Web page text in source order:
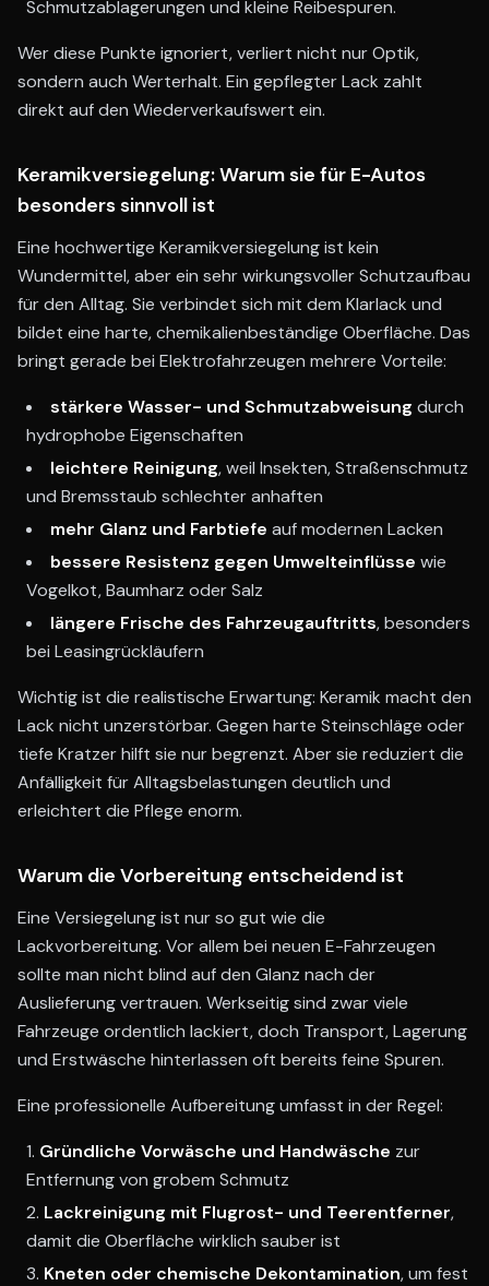
Schmutzablagerungen und kleine Reibespuren.
Wer diese Punkte ignoriert, verliert nicht nur Optik,
sondern auch Werterhalt. Ein gepflegter Lack zahlt
direkt auf den Wiederverkaufswert ein.
Keramikversiegelung: Warum sie für E-Autos
besonders sinnvoll ist
Eine hochwertige Keramikversiegelung ist kein
Wundermittel, aber ein sehr wirkungsvoller Schutzaufbau
für den Alltag. Sie verbindet sich mit dem Klarlack und
bildet eine harte, chemikalienbeständige Oberfläche. Das
bringt gerade bei Elektrofahrzeugen mehrere Vorteile:
stärkere Wasser- und Schmutzabweisung durch
hydrophobe Eigenschaften
leichtere Reinigung, weil Insekten, Straßenschmutz
und Bremsstaub schlechter anhaften
mehr Glanz und Farbtiefe auf modernen Lacken
bessere Resistenz gegen Umwelteinflüsse wie
Vogelkot, Baumharz oder Salz
längere Frische des Fahrzeugauftritts, besonders
bei Leasingrückläufern
Wichtig ist die realistische Erwartung: Keramik macht den
Lack nicht unzerstörbar. Gegen harte Steinschläge oder
tiefe Kratzer hilft sie nur begrenzt. Aber sie reduziert die
Anfälligkeit für Alltagsbelastungen deutlich und
erleichtert die Pflege enorm.
Warum die Vorbereitung entscheidend ist
Eine Versiegelung ist nur so gut wie die
Lackvorbereitung. Vor allem bei neuen E-Fahrzeugen
sollte man nicht blind auf den Glanz nach der
Auslieferung vertrauen. Werkseitig sind zwar viele
Fahrzeuge ordentlich lackiert, doch Transport, Lagerung
und Erstwäsche hinterlassen oft bereits feine Spuren.
Eine professionelle Aufbereitung umfasst in der Regel:
Gründliche Vorwäsche und Handwäsche zur
Entfernung von grobem Schmutz
Lackreinigung mit Flugrost- und Teerentferner,
damit die Oberfläche wirklich sauber ist
Kneten oder chemische Dekontamination, um fest